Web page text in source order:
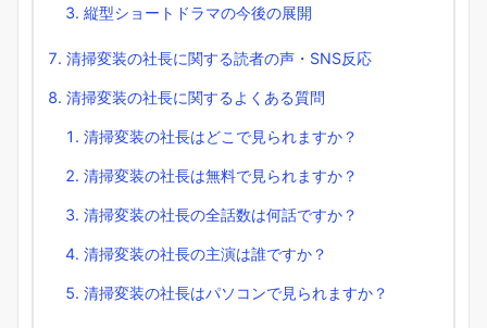
縦型ショートドラマの今後の展開
清掃変装の社長に関する読者の声・SNS反応
清掃変装の社長に関するよくある質問
清掃変装の社長はどこで見られますか？
清掃変装の社長は無料で見られますか？
清掃変装の社長の全話数は何話ですか？
清掃変装の社長の主演は誰ですか？
清掃変装の社長はパソコンで見られますか？